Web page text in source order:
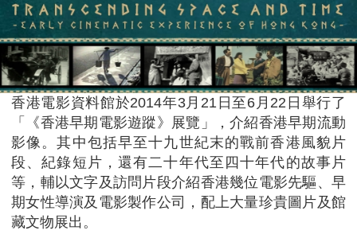
香港電影資料館於2014年3月21日至6月22日舉行了
「《香港早期電影遊蹤》展覽」，介紹香港早期流動
影像。其中包括早至十九世紀末的戰前香港風貌片
段、紀錄短片，還有二十年代至四十年代的故事片
等，輔以文字及訪問片段介紹香港幾位電影先驅、早
期女性導演及電影製作公司，配上大量珍貴圖片及館
藏文物展出。